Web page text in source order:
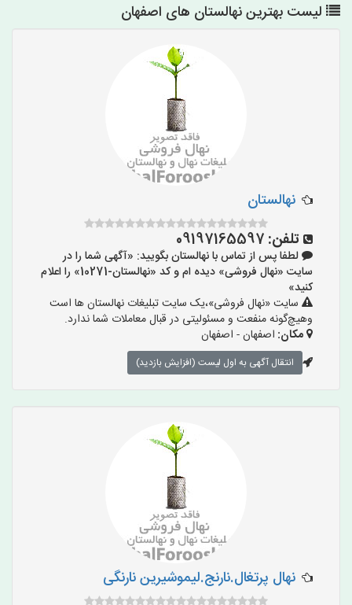
لیست بهترین نهالستان های اصفهان
نهالستان
تلفن: 09197165597
لطفا پس از تماس با نهالستان بگویید: «آگهی شما را در
سایت «نهال فروشی» دیده ام و کد «نهالستان-10271» را اعلام
کنید»
سایت «نهال فروشی»،یک سایت تبلیغات نهالستان ها است
وهیچ‌گونه منفعت و مسئولیتی در قبال معاملات شما ندارد.
مکان: اصفهان - اصفهان
انتقال آگهی به اول لیست (افزایش بازدید)
نهال پرتغال.نارنج.لیموشیرین نارنگی